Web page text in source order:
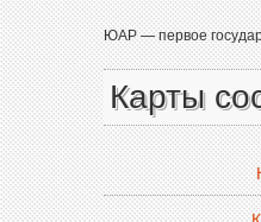
ЮАР — первое
Карты